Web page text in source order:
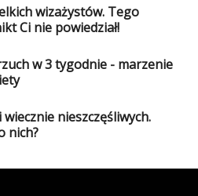
wizażystów. Tego
Ci nie powiedział!
w 3 tygodnie - marzenie
wiecznie nieszczęśliwych.
nich?